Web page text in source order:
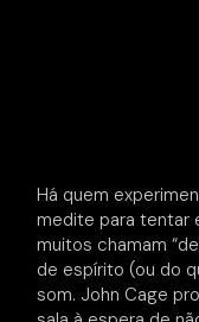
Há quem
medite para tentar
muitos chamam
de espírito (ou do
som. John Cage